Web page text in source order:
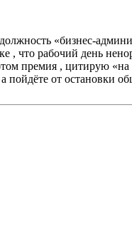
«бизнес-
, что рабочий день
премия , цитирую
от остановки